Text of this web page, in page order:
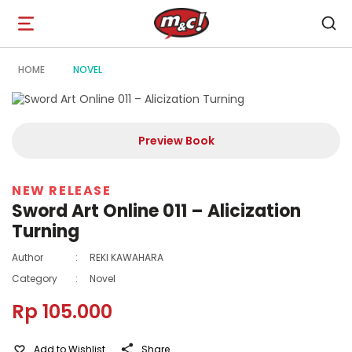
Open
navigation
HOME NOVEL
Preview Book
NEW RELEASE
Sword Art Online 011 – Alicization
Turning
Author :
REKI KAWAHARA
Category
: Novel
Rp 105.000
Add to Wishlist Share